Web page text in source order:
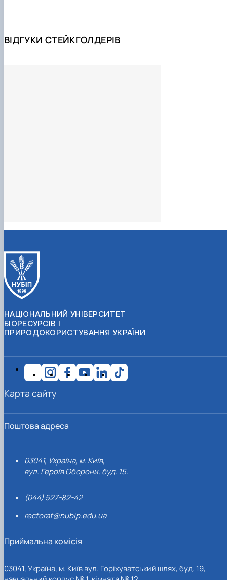
ВІДГУКИ СТЕЙКГОЛДЕРІВ
НАЦІОНАЛЬНИЙ УНІВЕРСИТЕТ
БІОРЕСУРСІВ І
ПРИРОДОКОРИСТУВАННЯ УКРАЇНИ
Поштова адреса
03041, Україна, м. Київ,
вул. Героїв Оборони, буд. 15.
(044) 527-82-42
rectorat@nubip.edu.ua
Приймальна комісія
03041, Україна, м. Київ вул. Горіхуватський шлях, буд. 19,
Карта сайту